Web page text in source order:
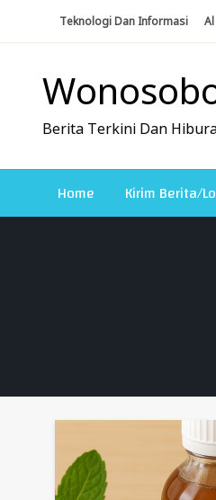
Teknologi Dan Informasi
Berita Terkini Dan
Home Kirim Berita/